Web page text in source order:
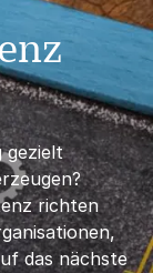
gezielt
richten
das nächste